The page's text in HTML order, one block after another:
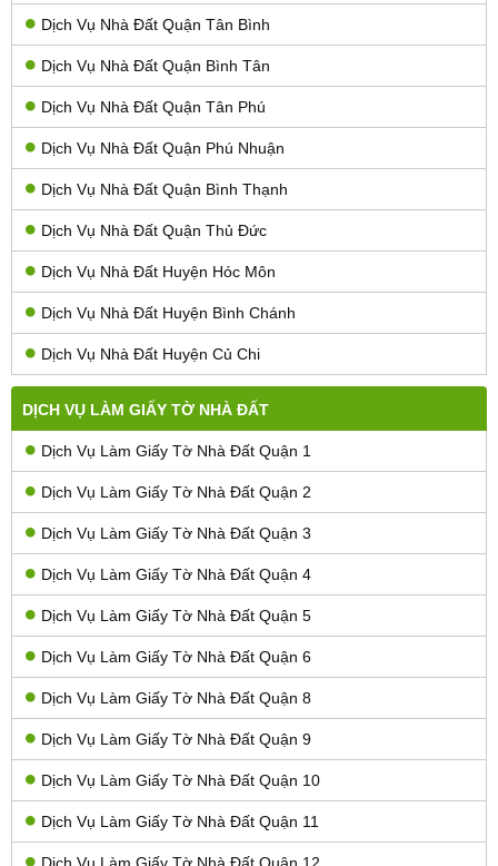
Dịch Vụ Nhà Đất Quận Tân Bình
Dịch Vụ Nhà Đất Quận Bình Tân
Dịch Vụ Nhà Đất Quận Tân Phú
Dịch Vụ Nhà Đất Quận Phú Nhuận
Dịch Vụ Nhà Đất Quận Bình Thạnh
Dịch Vụ Nhà Đất Quận Thủ Đức
Dịch Vụ Nhà Đất Huyện Hóc Môn
Dịch Vụ Nhà Đất Huyện Bình Chánh
Dịch Vụ Nhà Đất Huyện Củ Chi
DỊCH VỤ LÀM GIẤY TỜ NHÀ ĐẤT
Dịch Vụ Làm Giấy Tờ Nhà Đất Quận 1
Dịch Vụ Làm Giấy Tờ Nhà Đất Quận 2
Dịch Vụ Làm Giấy Tờ Nhà Đất Quận 3
Dịch Vụ Làm Giấy Tờ Nhà Đất Quận 4
Dịch Vụ Làm Giấy Tờ Nhà Đất Quận 5
Dịch Vụ Làm Giấy Tờ Nhà Đất Quận 6
Dịch Vụ Làm Giấy Tờ Nhà Đất Quận 8
Dịch Vụ Làm Giấy Tờ Nhà Đất Quận 9
Dịch Vụ Làm Giấy Tờ Nhà Đất Quận 10
Dịch Vụ Làm Giấy Tờ Nhà Đất Quận 11
Dịch Vụ Làm Giấy Tờ Nhà Đất Quận 12